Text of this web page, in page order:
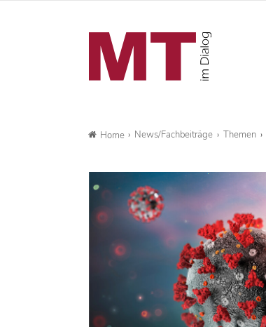
Home News/Fachbeiträge Themen